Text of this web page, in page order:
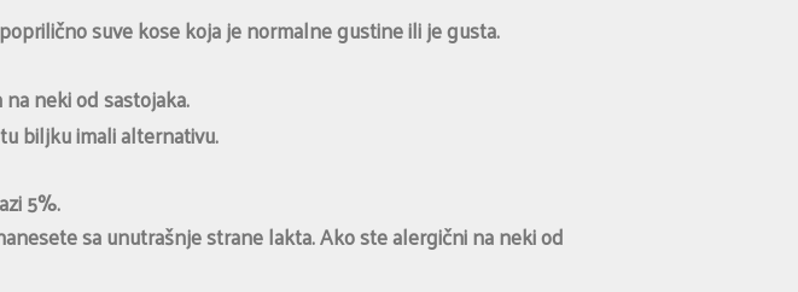
suve kose koja je normalne gustine ili je gusta.
neki od sastojaka.
biljku imali alternativu.
5%.
sa unutrašnje strane lakta. Ako ste alergični na neki od